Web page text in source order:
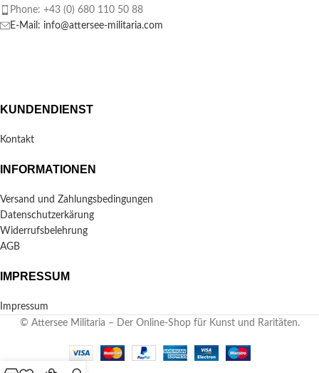
Phone: +43 (0) 680 110 50 88
E-Mail: info@attersee-militaria.com
KUNDENDIENST
Kontakt
INFORMATIONEN
Versand und Zahlungsbedingungen
Datenschutzerkärung
Widerrufsbelehrung
AGB
IMPRESSUM
Impressum
© Attersee Militaria – Der Online-Shop für Kunst und Raritäten.